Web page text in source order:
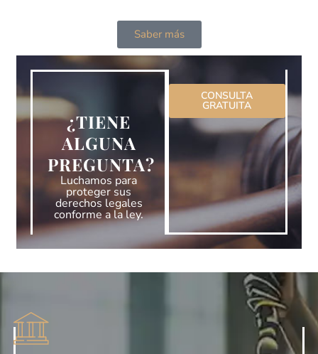
Saber más
¿TIENE
ALGUNA
PREGUNTA?
Luchamos para
proteger sus
derechos legales
conforme a la ley.
CONSULTA
GRATUITA